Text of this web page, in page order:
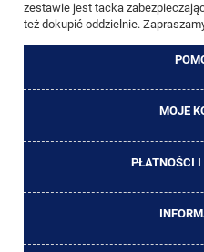
zestawie jest tacka
też dokupić oddzielnie.
MOJE
PŁATNOŚCI I